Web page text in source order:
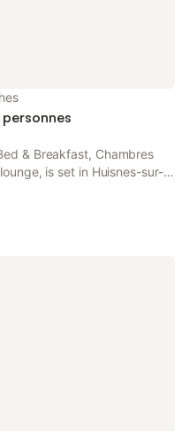
& Breakfast, Chambres
is set in Huisnes-sur-
10 km from Mont
Scriptorial of Avranches -...